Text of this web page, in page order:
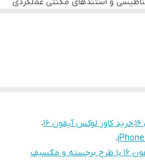
قرارگیری دقیق روی گوشی
و استندهای مگنتی عملکردی
جداگانه طراحی شده که از جنس
روزمره انتخابی عالی محسوب
،خرید کاور لوکس آیفون 16 ،
،
کاور شیشهای مات آیفون 16 با طرح برجسته و مگسیف